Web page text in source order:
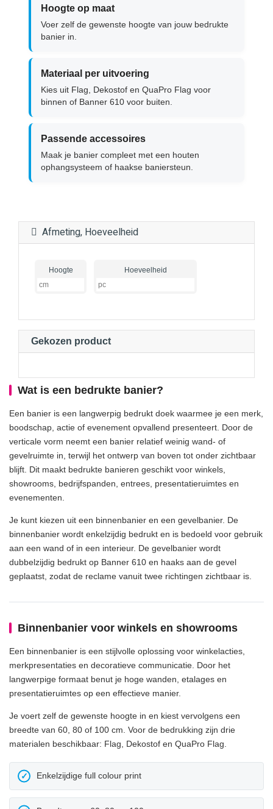
Hoogte op maat
Voer zelf de gewenste hoogte van jouw bedrukte
banier in.
Materiaal per uitvoering
Kies uit Flag, Dekostof en QuaPro Flag voor
binnen of Banner 610 voor buiten.
Passende accessoires
Maak je banier compleet met een houten
ophangsysteem of haakse baniersteun.
Afmeting, Hoeveelheid
Hoogte Hoeveelheid
Gekozen product
Wat is een bedrukte banier?
Een banier is een langwerpig bedrukt doek waarmee je een merk,
boodschap, actie of evenement opvallend presenteert. Door de
verticale vorm neemt een banier relatief weinig wand- of
gevelruimte in, terwijl het ontwerp van boven tot onder zichtbaar
blijft. Dit maakt bedrukte banieren geschikt voor winkels,
showrooms, bedrijfspanden, entrees, presentatieruimtes en
evenementen.
Je kunt kiezen uit een binnenbanier en een gevelbanier. De
binnenbanier wordt enkelzijdig bedrukt en is bedoeld voor gebruik
aan een wand of in een interieur. De gevelbanier wordt
dubbelzijdig bedrukt op Banner 610 en haaks aan de gevel
geplaatst, zodat de reclame vanuit twee richtingen zichtbaar is.
Binnenbanier voor winkels en showrooms
Een binnenbanier is een stijlvolle oplossing voor winkelacties,
merkpresentaties en decoratieve communicatie. Door het
langwerpige formaat benut je hoge wanden, etalages en
presentatieruimtes op een effectieve manier.
Je voert zelf de gewenste hoogte in en kiest vervolgens een
breedte van 60, 80 of 100 cm. Voor de bedrukking zijn drie
materialen beschikbaar: Flag, Dekostof en QuaPro Flag.
✓ Enkelzijdige full colour print